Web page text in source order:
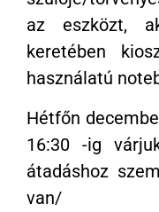
az eszközt,
keretében
használatú
Hétfőn
16:30 -ig
átadáshoz
van/